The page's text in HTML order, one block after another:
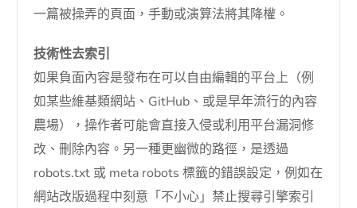
一篇被操弄的頁面，手動或演算法將其降權。
技術性去索引
如果負面內容是發布在可以自由編輯的平台上（例
如某些維基類網站、GitHub、或是早年流行的內容
農場），操作者可能會直接入侵或利用平台漏洞修
改、刪除內容。另一種更幽微的路徑，是透過
robots.txt 或 meta robots 標籤的錯誤設定，例如在
網站改版過程中刻意「不小心」禁止搜尋引擎索引